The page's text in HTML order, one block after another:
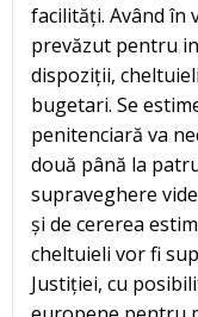
facilități. Având în
prevăzut pentru
dispoziții,
bugetari. Se
penitenciară va
două până la
supraveghere
și de cererea
cheltuieli vor fi
Justiției, cu